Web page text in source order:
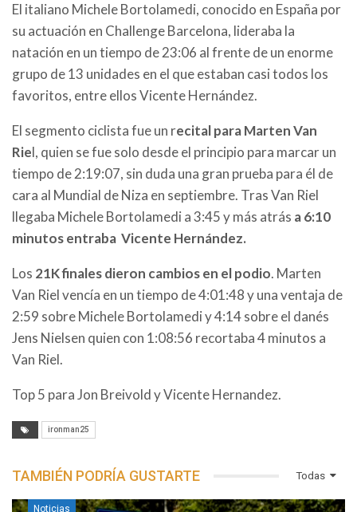
El italiano MicheleBortolamedi, conocido en España por
su actuación en Challenge Barcelona, lideraba la
natación en un tiempo de 23:06 al frente de un enorme
grupo de 13 unidades en el que estaban casi todos los
favoritos, entre ellos Vicente Hernández.
El segmento ciclista fue un recital para Marten Van
Riel, quien se fue solo desde el principio para marcar un
tiempo de 2:19:07, sin duda una gran prueba para él de
cara al Mundial de Niza en septiembre. Tras Van Riel
llegaba MicheleBortolamedi a 3:45 y más atrás a 6:10
minutos entraba Vicente Hernández.
Los 21K finales dieron cambios en el podio. Marten
Van Riel vencía en un tiempo de 4:01:48 y una ventaja de
2:59 sobreMicheleBortolamedi y 4:14 sobre el danés
Jens Nielsen quien con 1:08:56 recortaba 4 minutos a
Van Riel.
Top 5 paraJon Breivold yVicenteHernandez.
ironman25
Todas
TAMBIÉN PODRÍA GUSTARTE
Noticias